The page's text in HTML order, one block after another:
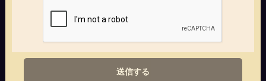
送信する